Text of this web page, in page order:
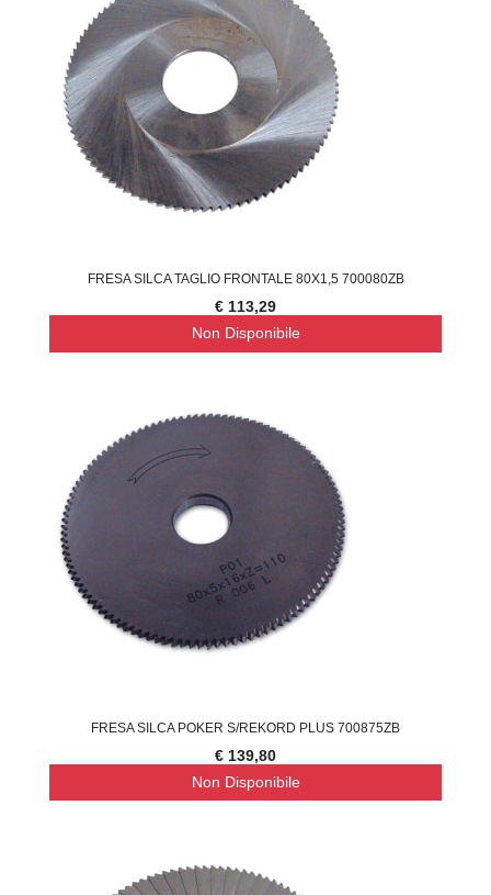
FRESA SILCA TAGLIO FRONTALE 80X1,5 700080ZB
€ 113,29
Non Disponibile
FRESA SILCA POKER S/REKORD PLUS 700875ZB
€ 139,80
Non Disponibile